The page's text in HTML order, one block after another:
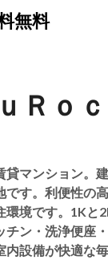
無料
Ｒｏ
貸マンション。
です。利便性の
境です。1Kと
チン・洗浄便座
設備が快適な